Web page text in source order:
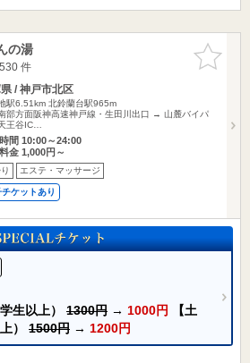
お気に入
りに追加
の湯
件
/ 神戸市北区
駅6.51km 北鈴蘭台駅965m
部方面阪神高速神戸線・生田川出口 → 山麓バイパ
王谷IC…
間 10:00～24:00
金 1,000円～
エステ・マッサージ
チケットあり
生以上） 1300円 → 1000円
【土
） 1500円 → 1200円